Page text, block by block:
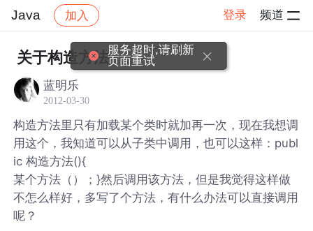
Java 加入 登录 频道
社区 Java 帖子详情
关于构造方法
蓝明乐
2012-03-30
构造方法里只有加载某个类时就加再一次，现在我想调
用这个，我知道可以从子类中调用，也可以这样：publ
ic 构造方法(){
某个方法（）；}然后调用该方法，但是我觉得这样做
不怎么样好，多写了个方法，有什么办法可以直接调用
呢？
服务超时,请刷新
页面重试